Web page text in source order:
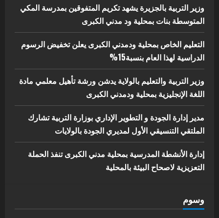
5
البيئة بالمحلية
يوليو 29, 2026
وزير التربية بالجزيرة يشهد تكريم المتفوقين بمدرسة المكي
المتوسطة بنات بمحلية ود مدني الكبرى
التعليم الخاص بمحلية ودمدني الكبرى يعلن تخفيض الرسوم
الدراسية لهذا العام بنسبة15%
وزير التربية والتعليم بالولاية يدشن ورشة تأهيل معلمي مادة
اللغة الإنجليزية بمحلية ودمدني الكبرى
مدير إدارة الجودة و التطوير الإداري بوزارة التربية تشارك
الملتقي التنسيقي الأول لمديري الجودة بالولايات
إدارة الأنشطة المدرسية بمحلية مدني الكبرى تنفذ الحملة
التعزيزية لاصحاح البيئة بالمحلية
وسوم